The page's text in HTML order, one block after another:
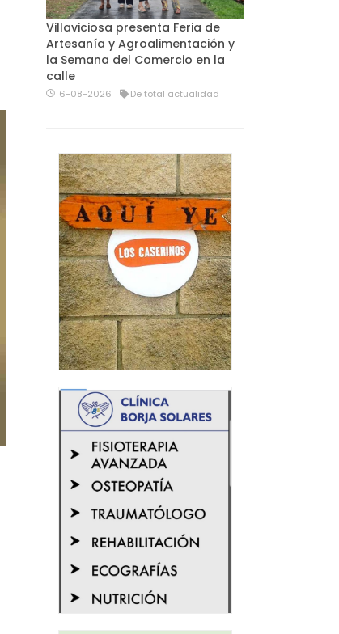
Villaviciosa presenta Feria de
Artesanía y Agroalimentación y
la Semana del Comercio en la
calle
6-08-2026 De total actualidad